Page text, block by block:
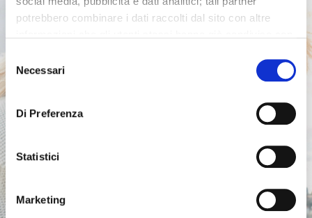
potrebbero combinare i dati raccolti dal sito con altre
utilizzato uno o più dei loro servizi.
del
consenso
Necessari
Di Preferenza
Statistici
Marketing